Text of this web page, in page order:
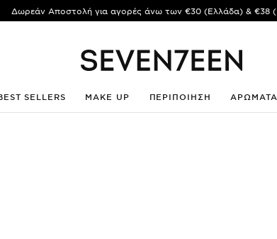
Δωρεάν Αποστολή για αγορές άνω των €30 (Ελλάδα) & €38
SELLERS MAKE UP ΠΕΡΙΠΟΙΗΣΗ ΑΡΩΜΑΤΑ